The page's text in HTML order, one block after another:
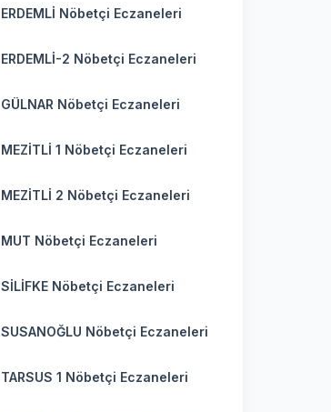
ERDEMLİ Nöbetçi Eczaneleri
ERDEMLİ-2 Nöbetçi Eczaneleri
GÜLNAR Nöbetçi Eczaneleri
MEZİTLİ 1 Nöbetçi Eczaneleri
MEZİTLİ 2 Nöbetçi Eczaneleri
MUT Nöbetçi Eczaneleri
SİLİFKE Nöbetçi Eczaneleri
SUSANOĞLU Nöbetçi Eczaneleri
TARSUS 1 Nöbetçi Eczaneleri